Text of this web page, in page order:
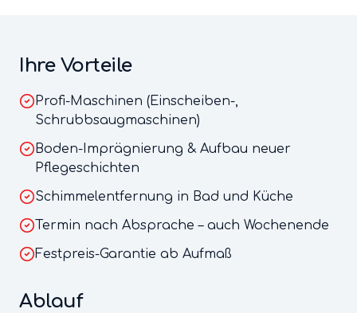
Ihre Vorteile
Profi-Maschinen (Einscheiben-,
Schrubbsaugmaschinen)
Boden-Imprägnierung & Aufbau neuer
Pflegeschichten
Schimmelentfernung in Bad und Küche
Termin nach Absprache – auch Wochenende
Festpreis-Garantie ab Aufmaß
Ablauf